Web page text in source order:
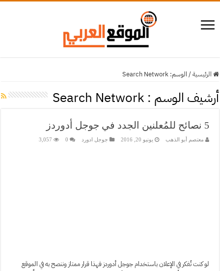
الرئيسية/ الوسم: Search Network
أرشيف الوسم : Search Network
5 نصائح للمُعلنين الجدد في جوجل أدوردز
معتصم أبو الذهب يونيو 20, 2016 جوجل ادورد 0
3,057
لو كنت تُفكر في الإعلان باستخدام جوجل أدوردز فهذا قرار ممتاز وننصح به في الموقع